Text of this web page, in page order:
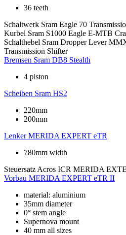
36 teeth
Schaltwerk Sram Eagle 70
Kurbel Sram S1000 Eagle E-MTB
Schalthebel Sram Dropper Lever
Transmission Shifter
Bremsen Sram DB8 Stealth
4 piston
Scheiben Sram HS2
220mm
200mm
Lenker MERIDA EXPERT eTR
780mm width
Steuersatz Acros ICR MERIDA
Vorbau MERIDA EXPERT eTR II
material: aluminium
35mm diameter
0° stem angle
Supernova mount
40 mm all sizes